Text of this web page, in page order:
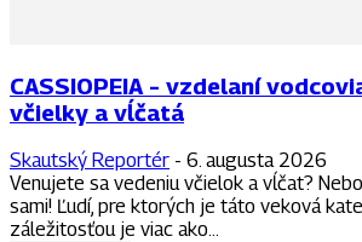
CASSIOPEIA – vzdelaní
včielky a vĺčatá
Skautský Reportér - 6. augusta 2026
Venujete sa vedeniu včielok a vĺčat?
sami! Ľudí, pre ktorých je táto veková
záležitosťou je viac ako...